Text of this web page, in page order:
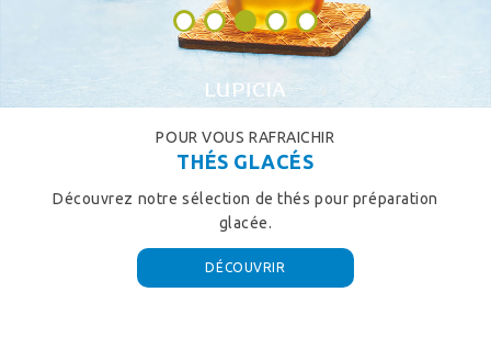
POUR VOUS RAFRAICHIR
THÉS GLACÉS
Découvrez notre sélection de thés pour préparation
glacée.
DÉCOUVRIR